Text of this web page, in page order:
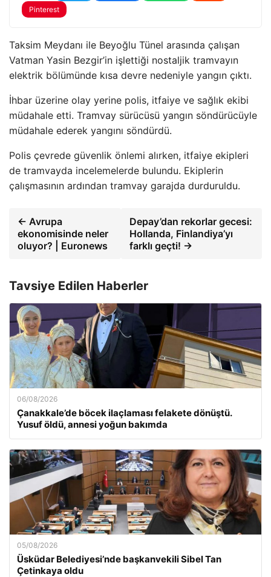
Pinterest
Taksim Meydanı ile Beyoğlu Tünel arasında çalışan
Vatman Yasin Bezgir’in işlettiği nostaljik tramvayın
elektrik bölümünde kısa devre nedeniyle yangın çıktı.
İhbar üzerine olay yerine polis, itfaiye ve sağlık ekibi
müdahale etti. Tramvay sürücüsü yangın söndürücüyle
müdahale ederek yangını söndürdü.
Polis çevrede güvenlik önlemi alırken, itfaiye ekipleri
de tramvayda incelemelerde bulundu. Ekiplerin
çalışmasının ardından tramvay garajda durduruldu.
← Avrupa
ekonomisinde neler
oluyor? | Euronews
Depay’dan rekorlar gecesi:
Hollanda, Finlandiya’yı
farklı geçti! →
Tavsiye Edilen Haberler
06/08/2026
Çanakkale’de böcek ilaçlaması felakete dönüştü.
Yusuf öldü, annesi yoğun bakımda
05/08/2026
Üsküdar Belediyesi’nde başkanvekili Sibel Tan
Çetinkaya oldu